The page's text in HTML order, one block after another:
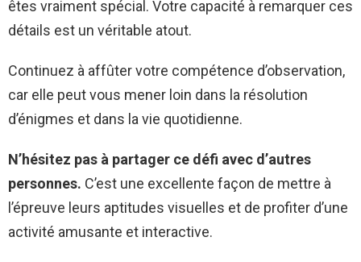
êtes vraiment spécial. Votre capacité à remarquer ces
détails est un véritable atout.
Continuez à affûter votre compétence d’observation,
car elle peut vous mener loin dans la résolution
d’énigmes et dans la vie quotidienne.
N’hésitez pas à partager ce défi avec d’autres
personnes. C’est une excellente façon de mettre à
l’épreuve leurs aptitudes visuelles et de profiter d’une
activité amusante et interactive.